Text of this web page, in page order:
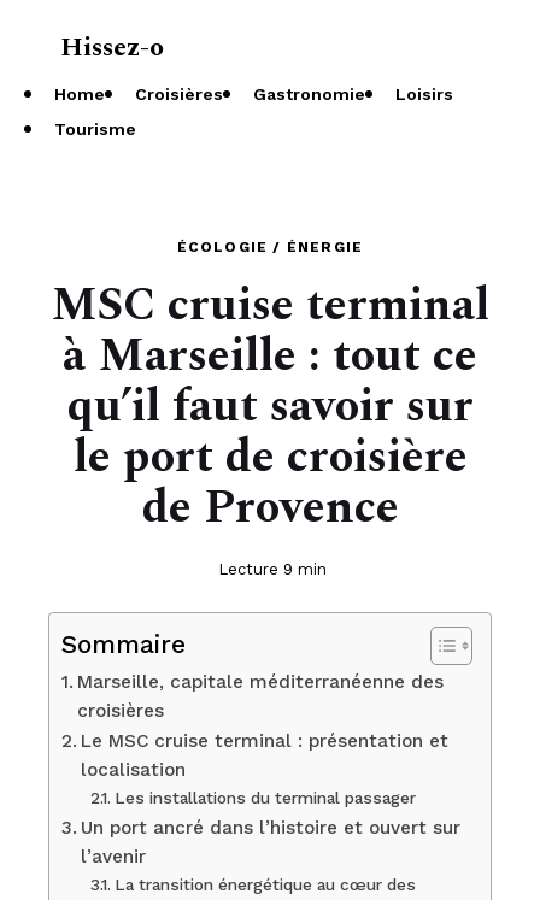
Hissez-o
Home Croisières Gastronomie
Loisirs
Tourisme
ÉCOLOGIE / ÉNERGIE
MSC cruise terminal
à Marseille : tout ce
qu’il faut savoir sur
le port de croisière
de Provence
Lecture 9 min
Sommaire
Marseille, capitale méditerranéenne des
croisières
Le MSC cruise terminal : présentation et
localisation
Les installations du terminal passager
Un port ancré dans l’histoire et ouvert sur
l’avenir
La transition énergétique au cœur des